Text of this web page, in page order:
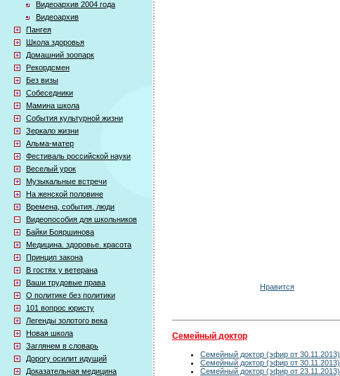
Видеоархив 2004 года
Видеоархив
Пангея
Школа здоровья
Домашний зоопарк
Рекордсмен
Без визы
Собеседники
Мамина школа
События культурной жизни
Зеркало жизни
Альма-матер
Фестиваль российской науки
Веселый урок
Музыкальные встречи
На женской половине
Времена, события, люди
Видеопособия для школьников
Байки Бояршинова
Медицина. здоровье. красота
Принцип закона
В гостях у ветерана
Ваши трудовые права
О политике без политики
101 вопрос юристу
Легенды золотого века
Новая школа
Заглянем в словарь
Дорогу осилит идущий
Доказательная медицина
Нравится
Семейный доктор
Семейный доктор (эфир от 30.11.2013)
Семейный доктор (эфир от 30.11.2013)
Семейный доктор (эфир от 23.11.2013)